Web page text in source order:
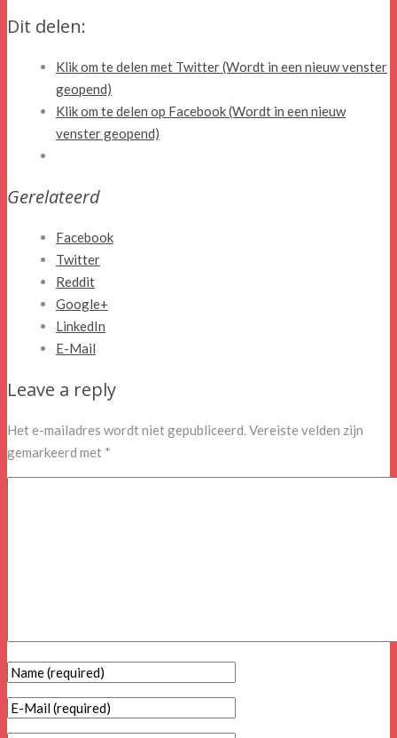
Dit delen:
Klik om te delen met Twitter (Wordt in een nieuw venster
geopend)
Klik om te delen op Facebook (Wordt in een nieuw
venster geopend)
Gerelateerd
Facebook
Twitter
Reddit
Google+
LinkedIn
E-Mail
Leave a reply
Het e-mailadres wordt niet gepubliceerd.Vereiste velden zijn
gemarkeerd met *